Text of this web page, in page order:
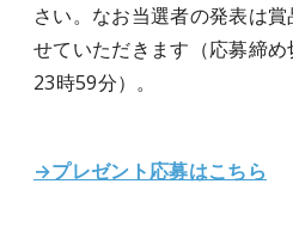
さい。なお当選者の発表は
せていただきます（応募締
23時59分）。
→プレゼント応募はこちら